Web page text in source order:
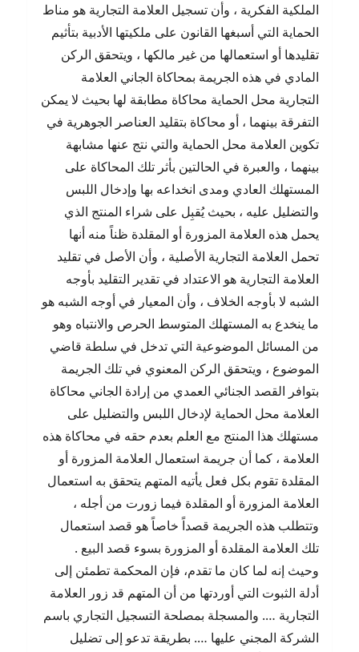
الملكية الفكرية ، وأن تسجيل العلامة التجارية هو مناط
الحماية التي أسبغها القانون على ملكيتها الأدبية بتأثيم
تقليدها أو استعمالها من غير مالكها ، ويتحقق الركن
المادي في هذه الجريمة بمحاكاة الجاني العلامة
التجارية محل الحماية محاكاة مطابقة لها بحيث لا يمكن
التفرقة بينهما ، أو محاكاة بتقليد العناصر الجوهرية في
تكوين العلامة محل الحماية والتي نتج عنها مشابهة
بينهما ، والعبرة في الحالتين بأثر تلك المحاكاة على
المستهلك العادي ومدى انخداعه بها وإدخال اللبس
والتضليل عليه ، بحيث يُقبِل على شراء المنتج الذي
يحمل هذه العلامة المزورة أو المقلدة ظناً منه أنها
تحمل العلامة التجارية الأصلية ، وأن الأصل في تقليد
العلامة التجارية هو الاعتداد في تقدير التقليد بأوجه
الشبه لا بأوجه الخلاف ، وأن المعيار في أوجه الشبه هو
ما ينخدع به المستهلك المتوسط الحرص والانتباه وهو
من المسائل الموضوعية التي تدخل في سلطة قاضي
الموضوع ، ويتحقق الركن المعنوي في تلك الجريمة
بتوافر القصد الجنائي العمدي من إرادة الجاني محاكاة
العلامة محل الحماية لإدخال اللبس والتضليل على
مستهلك هذا المنتج مع العلم بعدم حقه في محاكاة هذه
العلامة ، كما أن جريمة استعمال العلامة المزورة أو
المقلدة تقوم بكل فعل يأتيه المتهم يتحقق به استعمال
العلامة المزورة أو المقلدة فيما زورت من أجله ،
وتتطلب هذه الجريمة قصداً خاصاً هو قصد استعمال
تلك العلامة المقلدة أو المزورة بسوء قصد البيع .
وحيث إنه لما كان ما تقدم، فإن المحكمة تطمئن إلى
أدلة الثبوت التي أوردتها من أن المتهم قد زور العلامة
التجارية …. والمسجلة بمصلحة التسجيل التجاري باسم
الشركة المجني عليها …. بطريقة تدعو إلى تضليل